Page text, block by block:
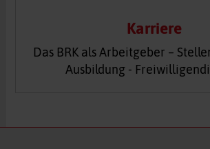
Karriere
Das BRK als Arbeitgeber –
Ausbildung -